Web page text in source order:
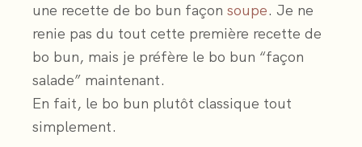
une recette de bo bun façon soupe. Je ne
renie pas du tout cette première recette de
bo bun, mais je préfère le bo bun “façon
salade” maintenant.
En fait, le bo bun plutôt classique tout
simplement.